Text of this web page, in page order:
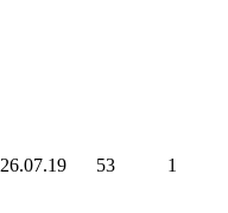
26.07.19 53 1